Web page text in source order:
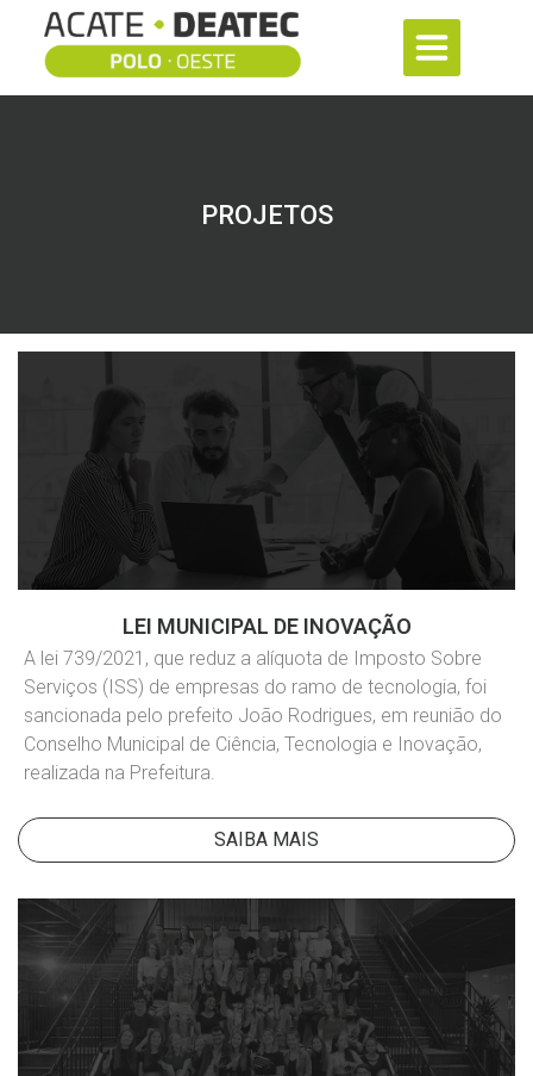
PROJETOS
LEI MUNICIPAL DE INOVAÇÃO
A lei 739/2021, que reduz a alíquota de Imposto Sobre
Serviços (ISS) de empresas do ramo de tecnologia, foi
sancionada pelo prefeito João Rodrigues, em reunião do
Conselho Municipal de Ciência, Tecnologia e Inovação,
realizada na Prefeitura.
SAIBA MAIS